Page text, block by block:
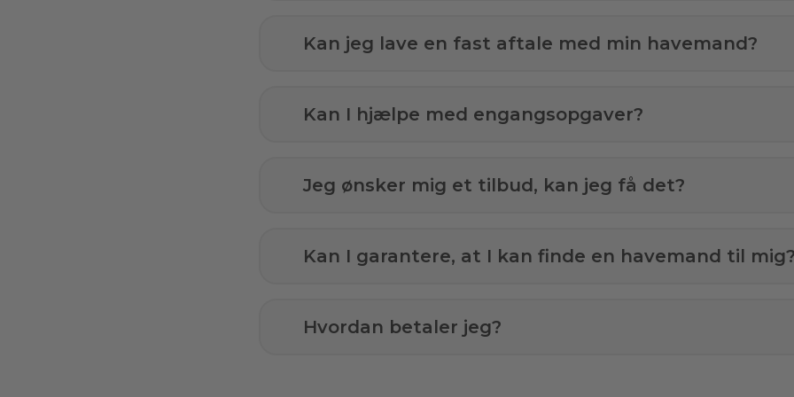
Kan jeg lave en fast aftale med min havemand?
Kan I hjælpe med engangsopgaver?
Jeg ønsker mig et tilbud, kan jeg få det?
Kan I garantere, at I kan finde en havemand til
Hvordan betaler jeg?